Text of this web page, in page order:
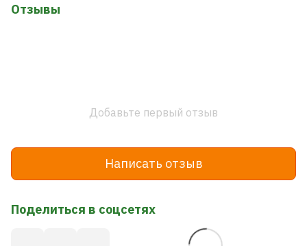
Отзывы
Добавьте первый отзыв
Написать отзыв
Поделиться в соцсетях